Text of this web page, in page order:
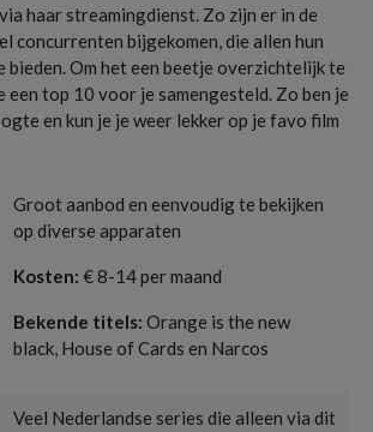
haar streamingdienst. Zo zijn er in de
concurrenten bijgekomen, die allen hun
bieden. Om het een beetje overzichtelijk te
een top 10 voor je samengesteld. Zo ben je
en kun je je weer lekker op je favo film
Groot aanbod en eenvoudig te bekijken
op diverse apparaten
Kosten: € 8-14 per maand
Bekende titels: Orange is the new
black, House of Cards en Narcos
Veel Nederlandse series die alleen via dit